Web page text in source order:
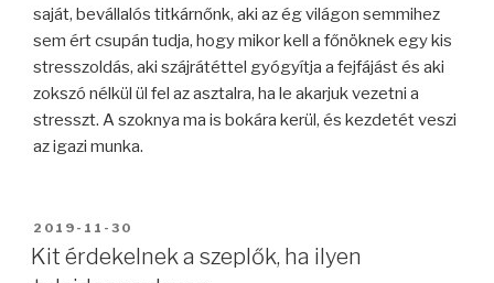
saját, bevállalós titkárnőnk, aki az ég világon semmihez
sem ért csupán tudja, hogy mikor kell a főnöknek egy kis
stresszoldás, aki szájrátéttel gyógyítja a fejfájást és aki
zokszó nélkül ül fel az asztalra, ha le akarjuk vezetni a
stresszt. A szoknya ma is bokára kerül, és kezdetét veszi
az igazi munka.
BEKÜLDVE:
2019-11-30
Kit érdekelnek a szeplők, ha ilyen